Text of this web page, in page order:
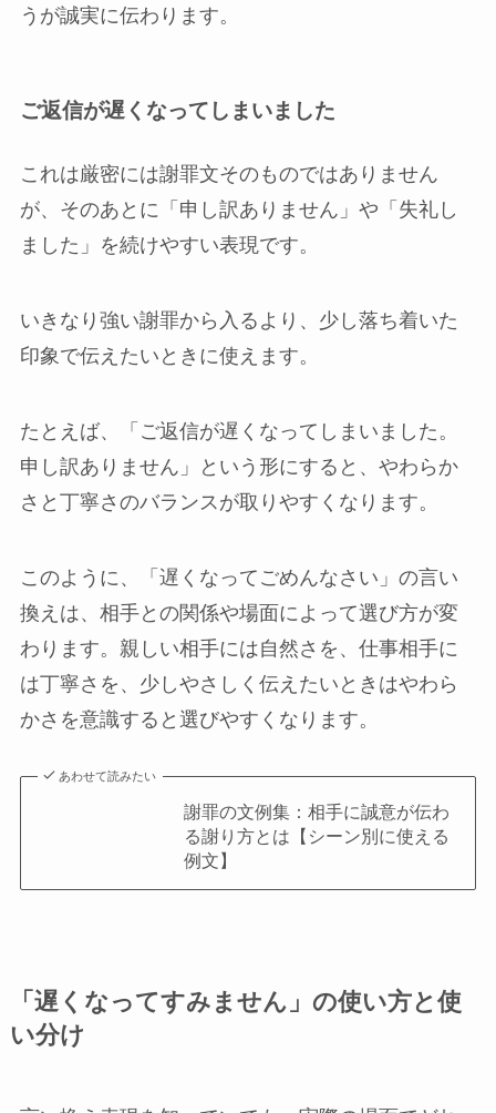
うが誠実に伝わります。
ご返信が遅くなってしまいました
これは厳密には謝罪文そのものではありません
が、そのあとに「申し訳ありません」や「失礼し
ました」を続けやすい表現です。
いきなり強い謝罪から入るより、少し落ち着いた
印象で伝えたいときに使えます。
たとえば、「ご返信が遅くなってしまいました。
申し訳ありません」という形にすると、やわらか
さと丁寧さのバランスが取りやすくなります。
このように、「遅くなってごめんなさい」の言い
換えは、相手との関係や場面によって選び方が変
わります。親しい相手には自然さを、仕事相手に
は丁寧さを、少しやさしく伝えたいときはやわら
かさを意識すると選びやすくなります。
あわせて読みたい
謝罪の文例集：相手に誠意が伝わ
る謝り方とは【シーン別に使える
例文】
「遅くなってすみません」の使い方と使
い分け